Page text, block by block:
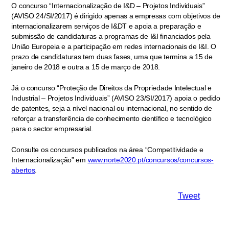
O concurso “Internacionalização de I&D – Projetos Individuais”
(AVISO 24/SI/2017) é dirigido apenas a empresas com objetivos de
internacionalizarem serviços de I&DT e apoia a preparação e
submissão de candidaturas a programas de I&I financiados pela
União Europeia e a participação em redes internacionais de I&I. O
prazo de candidaturas tem duas fases, uma que termina a 15 de
janeiro de 2018 e outra a 15 de março de 2018.
Já o concurso “Proteção de Direitos da Propriedade Intelectual e
Industrial – Projetos Individuais” (AVISO 23/SI/2017) apoia o pedido
de patentes, seja a nível nacional ou internacional, no sentido de
reforçar a transferência de conhecimento científico e tecnológico
para o sector empresarial.
Consulte os concursos publicados na área “Competitividade e
Internacionalização” em www.norte2020.pt/concursos/concursos-
abertos.
Tweet